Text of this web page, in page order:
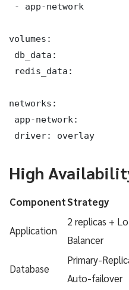
- app-network
volumes:
db_data:
redis_data:
networks:
app-network:
driver: overlay
High
ComponentStrategy
Application
2 replicas +
Balancer
Database
Primary-
Auto-failover